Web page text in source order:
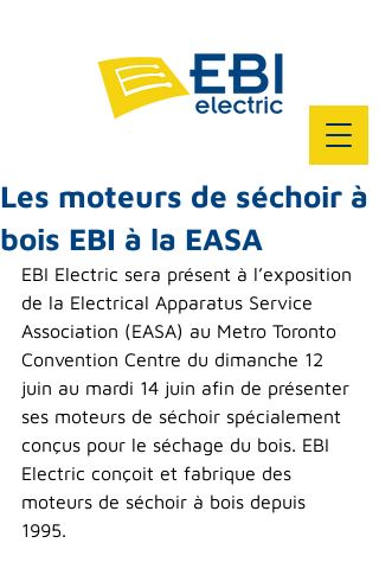
Les moteurs de séchoir à
bois EBI à la EASA
EBI Electric sera présent à l’exposition
de la Electrical Apparatus Service
Association (EASA) au Metro Toronto
Convention Centre du dimanche 12
juin au mardi 14 juin afin de présenter
ses moteurs de séchoir spécialement
conçus pour le séchage du bois. EBI
Electric conçoit et fabrique des
moteurs de séchoir à bois depuis
1995.